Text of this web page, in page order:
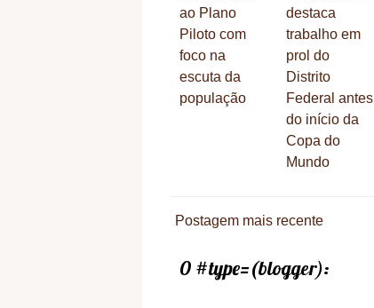
ao Plano
Piloto com
foco na
escuta da
população
destaca
trabalho em
prol do
Distrito
Federal antes
do início da
Copa do
Mundo
Postagem mais recente
0 #type=(blogger):